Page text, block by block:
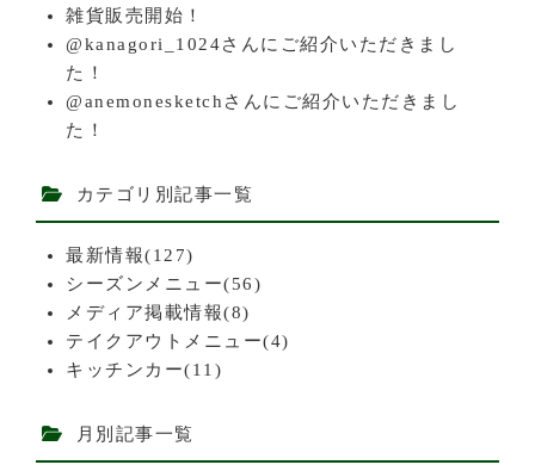
雑貨販売開始！
@kanagori_1024さんにご紹介いただきまし
た！
@anemonesketchさんにご紹介いただきまし
た！
カテゴリ別記事一覧
最新情報(127)
シーズンメニュー(56)
メディア掲載情報(8)
テイクアウトメニュー(4)
キッチンカー(11)
月別記事一覧